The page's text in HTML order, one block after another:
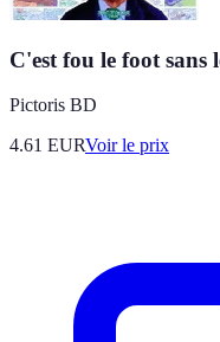
C'est fou le foot sans
Pictoris BD
4.61 EURVoir le prix